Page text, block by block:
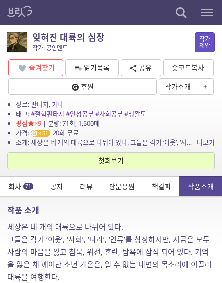
잊혀진 대륙의 심장
작가: 공인멘토
작가
제안
즐겨찾기 읽기목록 공유
숏코드복사
후원
작가소개 +
장르:판타지, 기타
태그:#철학판타지 #인성공부#사회공부#생활도
평점
×9| 분량: 71회, 1,500매
가격:
51
20화 무료
소개: 세상은 네 개의 대륙으로 나뉘어 있다. 그들은 각기 ‘이웃’, ‘사회’, ‘나라’, ‘인류’를...
더보기
첫회보기
회차 71 공지 리뷰 단문응원 책갈피 작품소개
작품 소개
세상은 네 개의 대륙으로 나뉘어 있다.
그들은 각기 ‘이웃’, ‘사회’, ‘나라’, ‘인류’를 상징하지만, 지금은 모두
사람의 마음을 잃고 침묵, 위선, 혼란, 탐욕에 잠식 되어 있다. 기억
을 잃은 채 깨어난 소년 가온은, 알 수 없는 내면의 목소리에 이끌려
대륙을 여행한다.